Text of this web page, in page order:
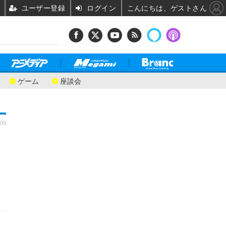
ゲーム 座談会
ユーザー登録 ログイン こんにちは、ゲストさん